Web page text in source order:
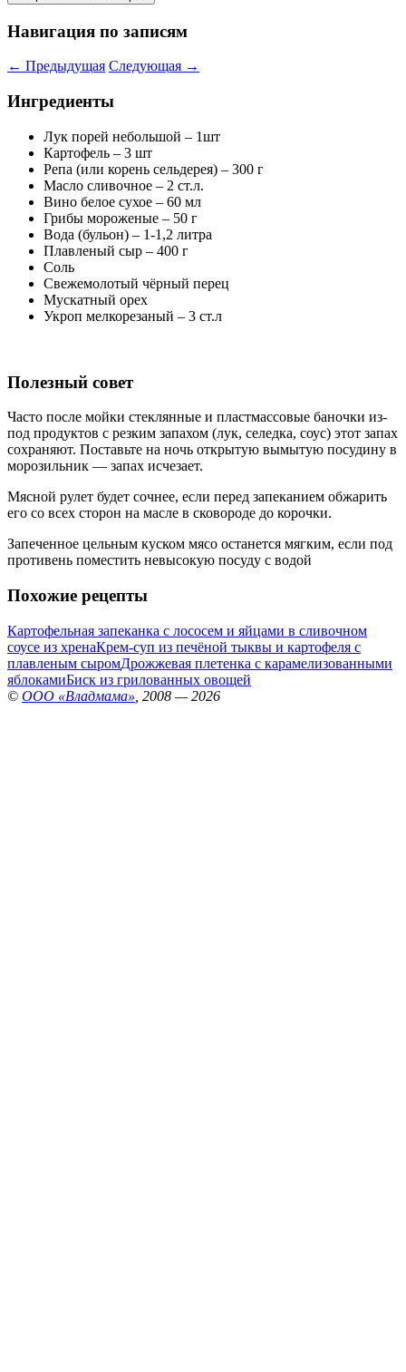
Навигация по записям
← Предыдущая Следующая →
Ингредиенты
Лук порей небольшой – 1шт
Картофель – 3 шт
Репа (или корень сельдерея) – 300 г
Масло сливочное – 2 ст.л.
Вино белое сухое – 60 мл
Грибы мороженые – 50 г
Вода (бульон) – 1-1,2 литра
Плавленый сыр – 400 г
Соль
Свежемолотый чёрный перец
Мускатный орех
Укроп мелкорезаный – 3 ст.л
Полезный совет
Часто после мойки стеклянные и пластмассовые баночки из-
под продуктов с резким запахом (лук, селедка, соус) этот запах
сохраняют. Поставьте на ночь открытую вымытую посудину в
морозильник — запах исчезает.
Мясной рулет будет сочнее, если перед запеканием обжарить
его со всех сторон на масле в сковороде до корочки.
Запеченное цельным куском мясо останется мягким, если под
противень поместить невысокую посуду с водой
Похожие рецепты
Картофельная запеканка с лососем и яйцами в сливочном
соусе из хренаКрем-суп из печёной тыквы и картофеля с
плавленым сыромДрожжевая плетенка с карамелизованными
яблокамиБиск из грилованных овощей
© ООО «Владмама» , 2008 — 2026